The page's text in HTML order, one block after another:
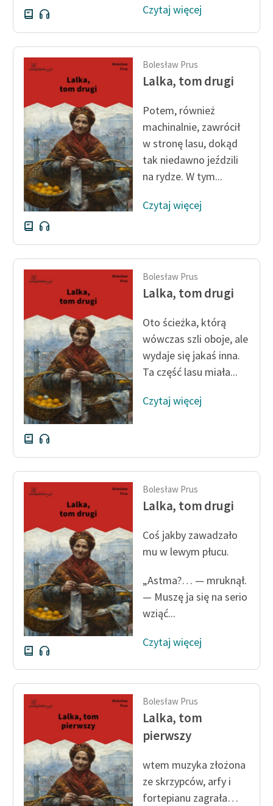
Deklaracja dostępności
Czytaj więcej
Bolesław Prus
Lalka, tom drugi
Potem, również
machinalnie, zawrócił
w stronę lasu, dokąd
tak niedawno jeździli
na rydze. W tym...
Czytaj więcej
Bolesław Prus
Lalka, tom drugi
Oto ścieżka, którą
wówczas szli oboje, ale
wydaje się jakaś inna.
Ta część lasu miała...
Czytaj więcej
Bolesław Prus
Lalka, tom drugi
Coś jakby zawadzało
mu w lewym płucu.
„Astma?… — mruknął.
— Muszę ja się na serio
wziąć...
Czytaj więcej
Bolesław Prus
Lalka, tom
pierwszy
wtem muzyka złożona
ze skrzypców, arfy i
fortepianu zagrała…